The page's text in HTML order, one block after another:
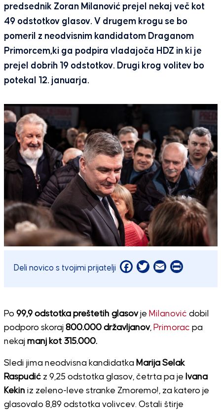
predsednik Zoran Milanović prejel nekaj več kot
49 odstotkov glasov. V drugem krogu se bo
pomeril z neodvisnim kandidatom Draganom
Primorcem,ki ga podpira vladajoča HDZ in ki je
prejel dobrih 19 odstotkov. Drugi krog volitev bo
potekal 12. januarja.
Deli novico s tvojimi prijatelji Facebook
Twitter
EmailPrint
Po 99,9 odstotka preštetih glasovje Milanović dobil
podporo skoraj 800.000 državljanov, Primorac pa
nekaj manj kot 315.000.
Sledi jima neodvisna kandidatka Marija Selak
Raspudićz 9,25 odstotka glasov, četrta pa je Ivana
Kekin iz zeleno-leve stranke Zmoremo!, za katero je
glasovalo 8,89 odstotka volivcev. Ostali štirje